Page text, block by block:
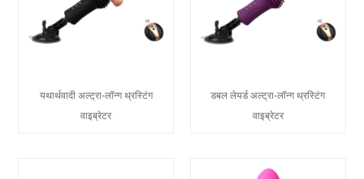
यथार्थवादी अल्ट्रा-लॉन्ग थ्रस्टिंग
वाइब्रेटर
डबल लेयर्ड अल्ट्रा-लॉन्ग थ्रस्टिंग
वाइब्रेटर